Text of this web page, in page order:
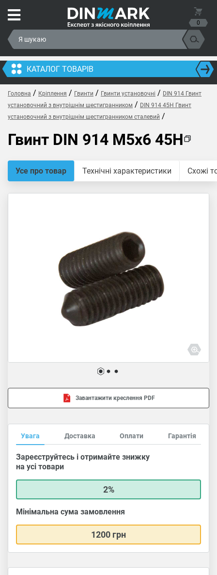
0
КАТАЛОГ ТОВАРІВ
Головна / Кріплення / Гвинти / Гвинти установочні / DIN 914 Гвинт
установочний з внутрішнім шестигранником / DIN 914 45H Гвинт
установочний з внутрішнім шестигранником сталевий /
Гвинт DIN 914 M5x6 45H
Усе про товар Технічні характеристики Схожі
Завантажити креслення PDF
Увага Доставка Оплати Гарантія
Зареєструйтесь і отримайте знижку
на усі товари
2%
Мінімальна сума замовлення
1200 грн